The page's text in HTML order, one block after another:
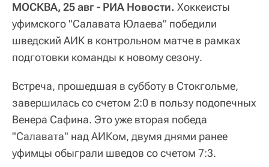
МОСКВА, 25 авг - РИА Новости. Хоккеисты
уфимского "Салавата Юлаева" победили
шведский АИК в контрольном матче в рамках
подготовки команды к новому сезону.
Встреча, прошедшая в субботу в Стокгольме,
завершилась со счетом 2:0 в пользу подопечных
Венера Сафина. Это уже вторая победа
"Салавата" над АИКом, двумя днями ранее
уфимцы обыграли шведов со счетом 7:3.